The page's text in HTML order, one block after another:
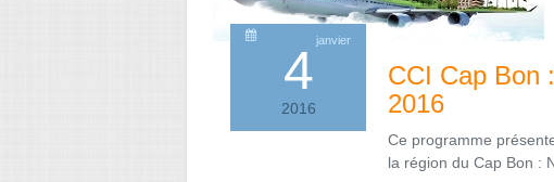
4 janvier
2016
CCI Cap Bon
2016
Ce programme
la région du Cap Bon :